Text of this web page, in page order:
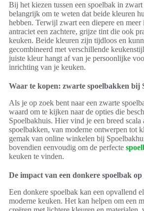
Bij het kiezen tussen een spoelbak in
belangrijk om te weten dat beide kleuren
hebben. Terwijl zwart een diepere en meer
antraciet een zachtere, grijze tint die ook
keuken. Beide kleuren zijn tijdloos en
gecombineerd met verschillende
juiste kleur hangt af van je persoonlijke
inrichting van je keuken.
Waar te kopen: zwarte spoelbakken bij
Als je op zoek bent naar een zwarte
waard om te kijken naar de opties die
Spoelbakhuis. Hier vind je een breed scala
spoelbakken, van moderne ontwerpen tot
gemak van online winkelen bij
bovendien eenvoudig om de perfecte
keuken te vinden.
De impact van een donkere spoelbak
Een donkere spoelbak kan een opvallend
moderne keuken. Het kan helpen om een